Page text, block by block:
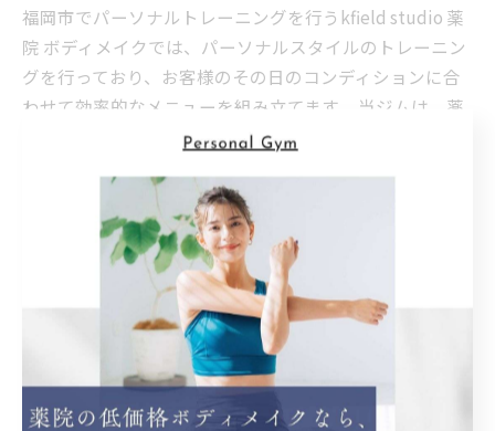
福岡市でパーソナルトレーニングを行うkfield studio 薬
院 ボディメイクでは、パーソナルスタイルのトレーニン
グを行っており、お客様のその日のコンディションに合
わせて効率的なメニューを組み立てます。 当ジムは、薬
院大通駅（動植物園口）から徒歩4分、薬院駅から徒歩8
筋トレやダイエットをお考えの方はお気軽にご利用くだ
薬院でピラティスクラスを開講 ボディメイクを薬院でサ
ポート
ボディメイク
< 前のページ 一覧に戻る